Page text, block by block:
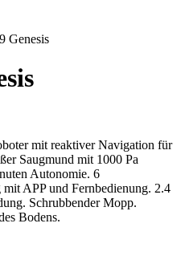
Genesis
mit reaktiver Navigation für
Saugmund mit 1000 Pa
Autonomie. 6
APP und Fernbedienung. 2.4
Schrubbender Mopp.
Bodens.